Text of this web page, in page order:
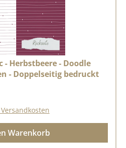
- Herbstbeere - Doodle
- Doppelseitig bedruckt
Warenkorb